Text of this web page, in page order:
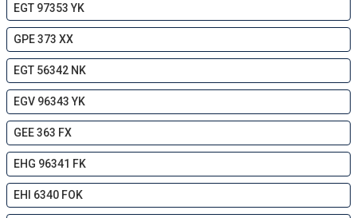
EGT 97353 YK
GPE 373 XX
EGT 56342 NK
EGV 96343 YK
GEE 363 FX
EHG 96341 FK
EHI 6340 FOK